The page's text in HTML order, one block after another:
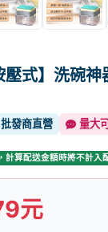
式】洗碗神
批發商直營 量大
計算配送金額時將不計入
元